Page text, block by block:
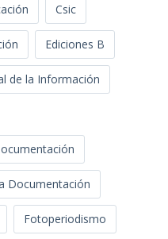
Csic
Ediciones B
de la Información
Documentación
Fotoperiodismo